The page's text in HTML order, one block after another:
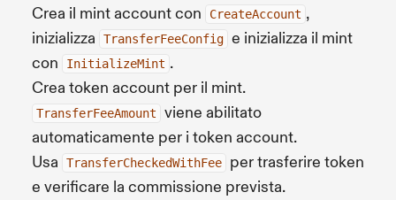
Crea il mint account con
CreateAccount ,
inizializza
TransferFeeConfig e inizializza il mint
con
InitializeMint .
Crea token account per il mint.
TransferFeeAmount
viene abilitato
automaticamente per i token account.
Usa
TransferCheckedWithFee
per trasferire token
e verificare la commissione prevista.